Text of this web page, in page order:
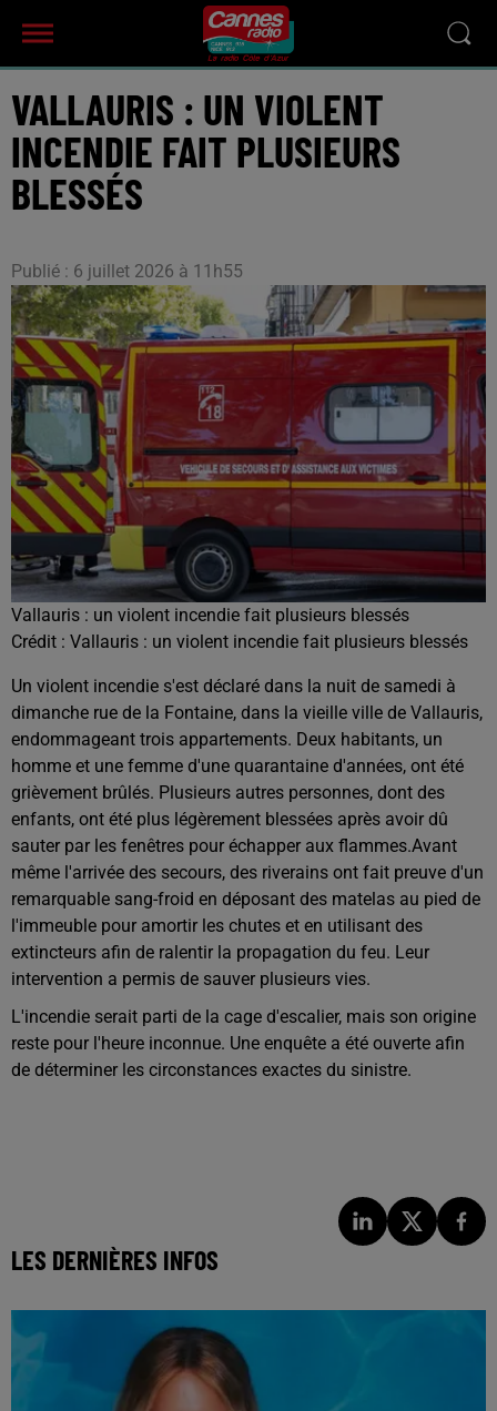
VALLAURIS : UN VIOLENT
INCENDIE FAIT PLUSIEURS
BLESSÉS
Publié : 6 juillet 2026 à 11h55
Vallauris : un violent incendie fait plusieurs blessés
Crédit : Vallauris : un violent incendie fait plusieurs blessés
Un violent incendie s'est déclaré dans la nuit de samedi à
dimanche rue de la Fontaine, dans la vieille ville de Vallauris,
endommageant trois appartements. Deux habitants, un
homme et une femme d'une quarantaine d'années, ont été
grièvement brûlés. Plusieurs autres personnes, dont des
enfants, ont été plus légèrement blessées après avoir dû
sauter par les fenêtres pour échapper aux flammes.Avant
même l'arrivée des secours, des riverains ont fait preuve d'un
remarquable sang-froid en déposant des matelas au pied de
l'immeuble pour amortir les chutes et en utilisant des
extincteurs afin de ralentir la propagation du feu. Leur
intervention a permis de sauver plusieurs vies.
L'incendie serait parti de la cage d'escalier, mais son origine
reste pour l'heure inconnue. Une enquête a été ouverte afin
de déterminer les circonstances exactes du sinistre.
LES DERNIÈRES INFOS